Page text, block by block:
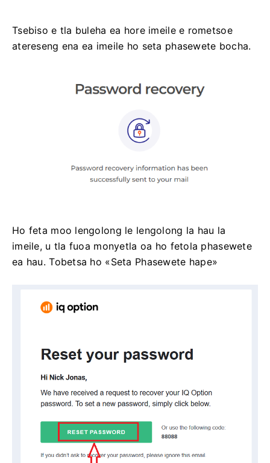
Tsebiso e tla buleha ea hore imeile e rometsoe
atereseng ena ea imeile ho seta phasewete bocha.
Ho feta moo lengolong le lengolong la hau la
imeile, u tla fuoa monyetla oa ho fetola phasewete
ea hau. Tobetsa ho «Seta Phasewete hape»